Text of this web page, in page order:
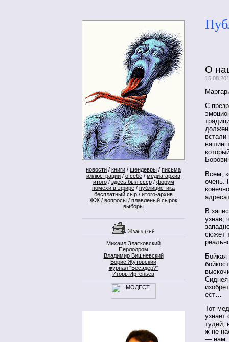
новости / книги / шендевры / письма
иллюстрации / о себе / медиа-архив
итого/ здесь был ссср/ форум
помехи в эфире / публицистика
бесплатный сыр / итого-архив
ЖЖ / вопросы / плавленый сырок
выборы
Михаил Златковский
Перлодром
Владимир Вишневский
Борис Жутовский
журнал "Бесэдер?"
Игорь Иртеньев
О
С
должен
Всем,
очень.
В
узнав,
сюжет
ест…
Тот
узнает
тудей,
ж не
— нам.